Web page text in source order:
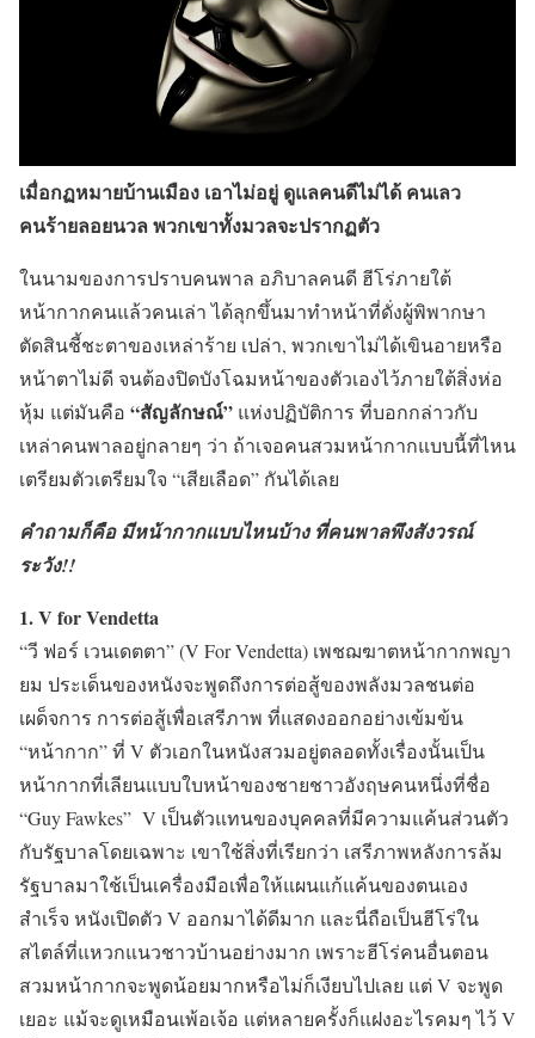
เมื่อกฏหมายบ้านเมือง เอาไม่อยู่ ดูแลคนดีไม่ได้ คนเลว
คนร้ายลอยนวล พวกเขาทั้งมวลจะปรากฏตัว
ในนามของการปราบคนพาล อภิบาลคนดี ฮีโร่ภายใต้
หน้ากากคนแล้วคนเล่า ได้ลุกขึ้นมาทำหน้าที่ดั่งผู้พิพากษา
ตัดสินชี้ชะตาของเหล่าร้าย เปล่า, พวกเขาไม่ได้เขินอายหรือ
หน้าตาไม่ดี จนต้องปิดบังโฉมหน้าของตัวเองไว้ภายใต้สิ่งห่อ
หุ้ม แต่มันคือ “สัญลักษณ์” แห่งปฏิบัติการ ที่บอกกล่าวกับ
เหล่าคนพาลอยู่กลายๆ ว่า ถ้าเจอคนสวมหน้ากากแบบนี้ที่ไหน
เตรียมตัวเตรียมใจ “เสียเลือด” กันได้เลย
คำถามก็คือ มีหน้ากากแบบไหนบ้าง ที่คนพาลพึงสังวรณ์
ระวัง!!
1. V for Vendetta
“วี ฟอร์ เวนเดตตา” (V For Vendetta) เพชฌฆาตหน้ากากพญา
ยม ประเด็นของหนังจะพูดถึงการต่อสู้ของพลังมวลชนต่อ
เผด็จการ การต่อสู้เพื่อเสรีภาพ ที่แสดงออกอย่างเข้มข้น
“หน้ากาก” ที่ V ตัวเอกในหนังสวมอยู่ตลอดทั้งเรื่องนั้นเป็น
หน้ากากที่เลียนแบบใบหน้าของชายชาวอังฤษคนหนึ่งที่ชื่อ
“Guy Fawkes” V เป็นตัวแทนของบุคคลที่มีความแค้นส่วนตัว
กับรัฐบาลโดยเฉพาะ เขาใช้สิ่งที่เรียกว่า เสรีภาพหลังการล้ม
รัฐบาลมาใช้เป็นเครื่องมือเพื่อให้แผนแก้แค้นของตนเอง
สำเร็จ หนังเปิดตัว V ออกมาได้ดีมาก และนี่ถือเป็นฮีโร่ใน
สไตล์ที่แหวกแนวชาวบ้านอย่างมาก เพราะฮีโร่คนอื่นตอน
สวมหน้ากากจะพูดน้อยมากหรือไม่ก็เงียบไปเลย แต่ V จะพูด
เยอะ แม้จะดูเหมือนเพ้อเจ้อ แต่หลายครั้งก็แฝงอะไรคมๆ ไว้ V